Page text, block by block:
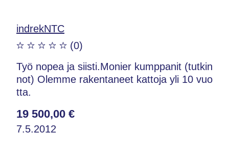
indrekNTC
(0)
Työ nopea ja siisti.Monier kumppanit (tutkin
not) Olemme rakentaneet kattoja yli 10 vuo
tta.
19 500,00 €
7.5.2012